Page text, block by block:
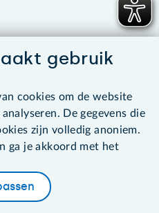
gebruik
cookies om de website
De gegevens die
zijn volledig anoniem.
ga je akkoord met het